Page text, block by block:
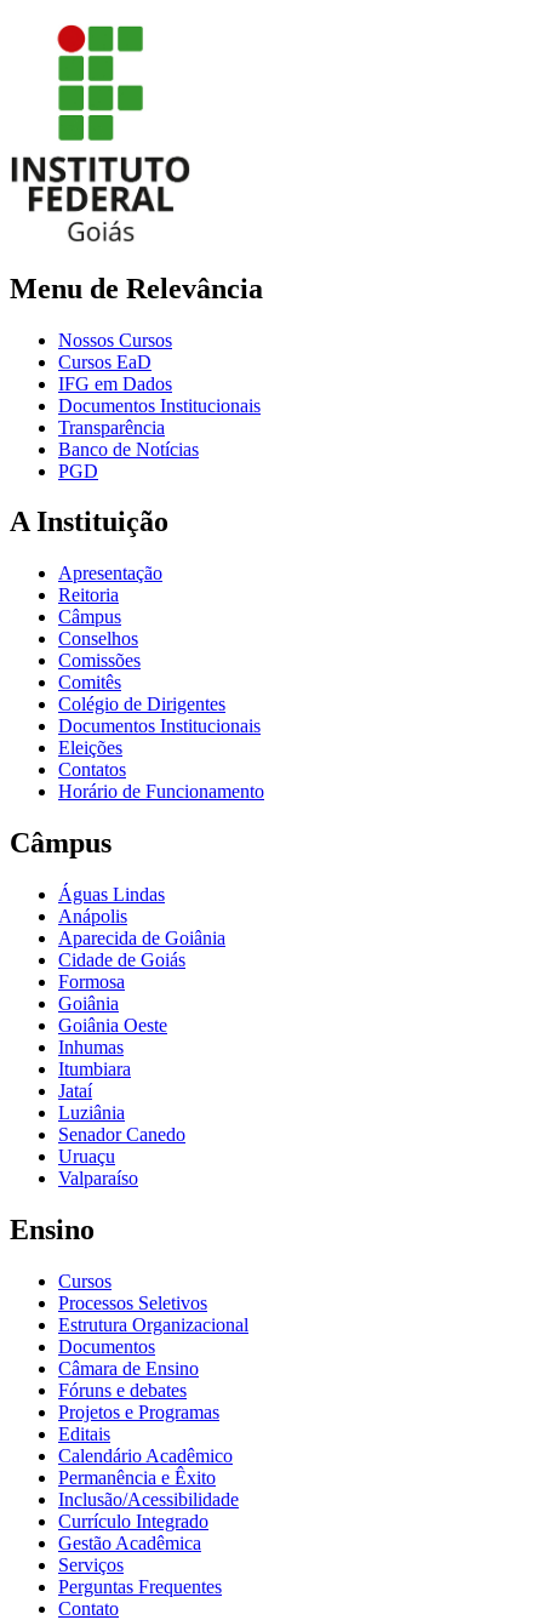
Menu de Relevância
Nossos Cursos
Cursos EaD
IFG em Dados
Documentos Institucionais
Transparência
Banco de Notícias
PGD
A Instituição
Apresentação
Reitoria
Câmpus
Conselhos
Comissões
Comitês
Colégio de Dirigentes
Documentos Institucionais
Eleições
Contatos
Horário de Funcionamento
Câmpus
Águas Lindas
Anápolis
Aparecida de Goiânia
Cidade de Goiás
Formosa
Goiânia
Goiânia Oeste
Inhumas
Itumbiara
Jataí
Luziânia
Senador Canedo
Uruaçu
Valparaíso
Ensino
Cursos
Processos Seletivos
Estrutura Organizacional
Documentos
Câmara de Ensino
Fóruns e debates
Projetos e Programas
Editais
Calendário Acadêmico
Permanência e Êxito
Inclusão/Acessibilidade
Currículo Integrado
Gestão Acadêmica
Serviços
Perguntas Frequentes
Contato